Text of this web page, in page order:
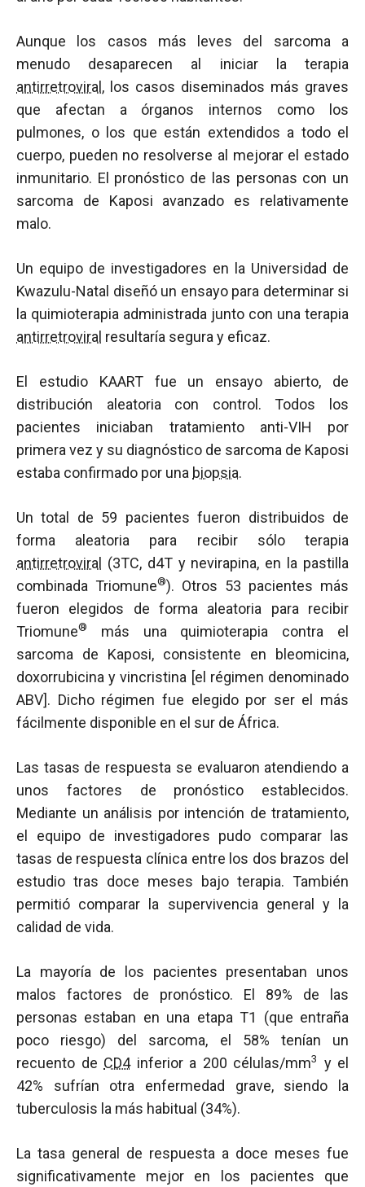
Aunque los casos más leves del sarcoma a
menudo desaparecen al iniciar la terapia
antirretroviral , los casos diseminados más graves
que afectan a órganos internos como los
pulmones, o los que están extendidos a todo el
cuerpo, pueden no resolverse al mejorar el estado
inmunitario. El pronóstico de las personas con un
sarcoma de Kaposi avanzado es relativamente
malo.
Un equipo de investigadores en la Universidad de
Kwazulu-Natal diseñó un ensayo para determinar si
la quimioterapia administrada junto con una terapia
antirretroviral resultaría segura y eficaz.
El estudio KAART fue un ensayo abierto, de
distribución aleatoria con control. Todos los
pacientes iniciaban tratamiento anti-VIH por
primera vez y su diagnóstico de sarcoma de Kaposi
estaba confirmado por una biopsia.
Un total de 59 pacientes fueron distribuidos de
forma aleatoria para recibir sólo terapia
antirretroviral
(3TC, d4T y nevirapina, en la pastilla
combinada Triomune®). Otros 53 pacientes más
fueron elegidos de forma aleatoria para recibir
Triomune®
más una quimioterapia contra el
sarcoma de Kaposi, consistente en bleomicina,
doxorrubicina y vincristina [el régimen denominado
ABV]. Dicho régimen fue elegido por ser el más
fácilmente disponible en el sur de África.
Las tasas de respuesta se evaluaron atendiendo a
unos factores de pronóstico establecidos.
Mediante un análisis por intención de tratamiento,
el equipo de investigadores pudo comparar las
tasas de respuesta clínica entre los dos brazos del
estudio tras doce meses bajo terapia. También
permitió comparar la supervivencia general y la
calidad de vida.
La mayoría de los pacientes presentaban unos
malos factores de pronóstico. El 89% de las
personas estaban en una etapa T1 (que entraña
poco riesgo) del sarcoma, el 58% tenían un
recuento de CD4inferior a 200 células/mm3
y el
42% sufrían otra enfermedad grave, siendo la
tuberculosis la más habitual (34%).
La tasa general de respuesta a doce meses fue
significativamente mejor en los pacientes que